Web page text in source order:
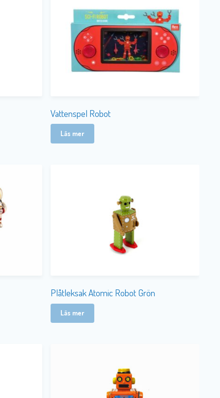
Vattenspel Robot
Läs mer
Plåtleksak Atomic Robot Grön
Läs mer